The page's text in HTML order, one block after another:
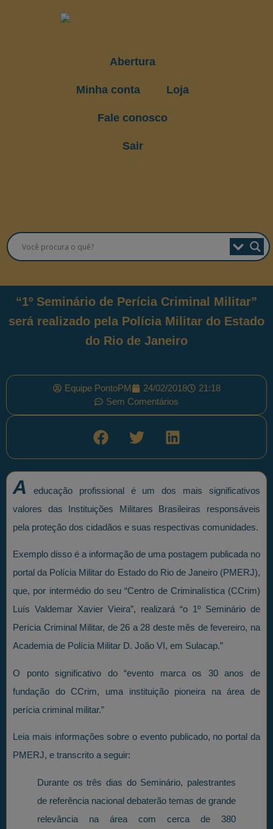
Abertura
Minha conta Loja
Fale conosco
Sair
“1º Seminário de Perícia Criminal Militar”
será realizado pela Polícia Militar do Estado
do Rio de Janeiro
Equipe PontoPM 24/02/2018
21:18
Sem Comentários
A
educação profissional é um dos mais significativos
valores das Instituições Militares Brasileiras responsáveis
pela proteção dos cidadãos e suas respectivas comunidades.
Exemplo disso é a informação de uma postagem publicada no
portal da Polícia Militar do Estado do Rio de Janeiro (PMERJ),
que, por intermédio do seu “Centro de Criminalística (CCrim)
Luís Valdemar Xavier Vieira”, realizará “o 1º Seminário de
Perícia Criminal Militar, de 26 a 28 deste mês de fevereiro, na
Academia de Polícia Militar D. João VI, em Sulacap.”
O ponto significativo do “evento marca os 30 anos de
fundação do CCrim, uma instituição pioneira na área de
perícia criminal militar.”
Leia mais informações sobre o evento publicado, no portal da
PMERJ, e transcrito a seguir:
Durante os três dias do Seminário, palestrantes
de referência nacional debaterão temas de grande
relevância na área com cerca de 380